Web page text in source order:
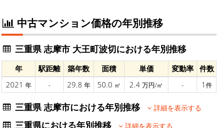
中古マンション価格の年別推移
三重県 志摩市 大王町波切における年別推移
年 駅距離 築年数 面積 単価 変動率
件数
2021 年 - 29.8 年 50.0 ㎡ 2.4 万円/㎡ - 1 件
三重県 志摩市における年別推移 詳細を表示する
三重県における年別推移